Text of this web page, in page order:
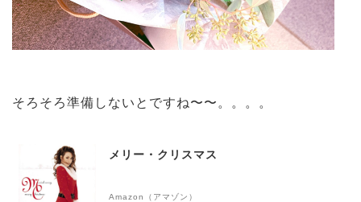
そろそろ準備しないとですね〜〜。。。。
メリー・クリスマス
Amazon（アマゾン）